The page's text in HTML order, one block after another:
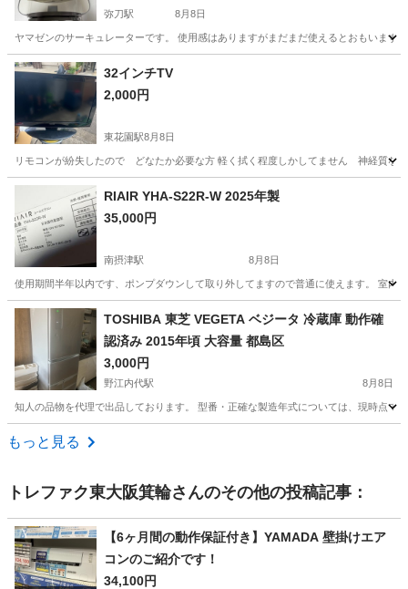
弥刀駅 8月8日
ヤマゼンのサーキュレーターです。 使用感はありますがまだまだ使えるとおもいます
大阪 東大阪市 弥刀駅
32インチTV
2,000円
東花園駅8月8日
リモコンが紛失したので どなたか必要な方 軽く拭く程度しかしてません 神経質な
大阪 東大阪市
RIAIR YHA-S22R-W 2025年製
35,000円
南摂津駅 8月8日
使用期間半年以内です、ポンプダウンして取り外してますので普通に使えます。 室
大阪 大阪市 季節、空調家電 冷媒
TOSHIBA 東芝 VEGETA ベジータ 冷蔵庫 動作確
認済み 2015年頃 大容量 都島区
3,000円
野江内代駅 8月8日
知人の品物を代理で出品しております。 型番・正確な製造年式については、現時点
大阪 大阪市
もっと見る
トレファク東大阪箕輪さんのその他の投稿記事：
【6ヶ月間の動作保証付き】YAMADA 壁掛けエア
コンのご紹介です！
34,100円